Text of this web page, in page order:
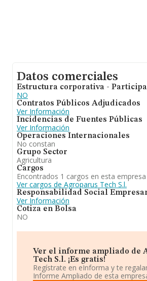
Datos comerciales
Estructura corporativa -
NO
Contratos Públicos Adjudicados
Ver Información
Incidencias de Fuentes Públicas
Ver Información
Operaciones Internacionales
No constan
Grupo Sector
Agricultura
Cargos
Encontrados 1 cargos en esta empresa
Ver cargos de Agroparus Tech S.l.
Responsabilidad Social
Ver Información
Cotiza en Bolsa
NO
Ver el informe ampliado de
Tech S.l. ¡Es gratis!
Regístrate en eInforma y te
Informe Ampliado de esta